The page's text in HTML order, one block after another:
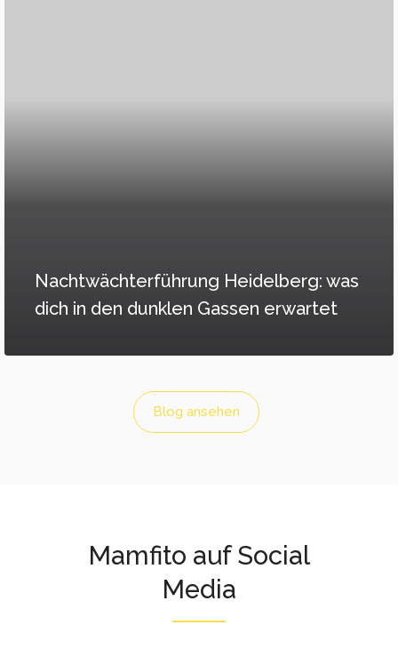
Nachtwächterführung Heidelberg: was
dich in den dunklen Gassen erwartet
Blog ansehen
Mamfito auf Social
Media